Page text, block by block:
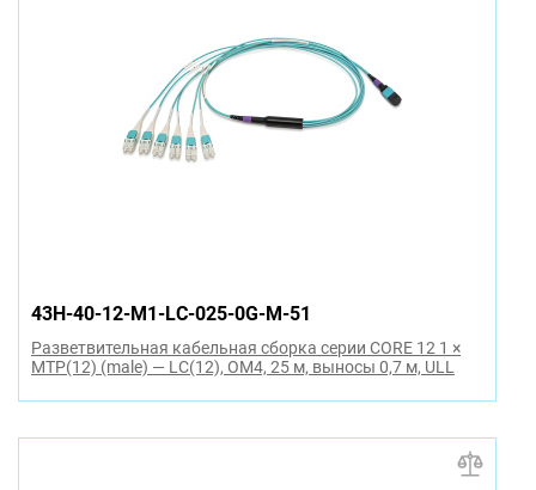
43H-40-12-M1-LC-025-0G-M-51
Разветвительная кабельная сборка серии CORE 12 1 ×
MTP(12) (male) — LC(12), OM4, 25 м, выносы 0,7 м, ULL